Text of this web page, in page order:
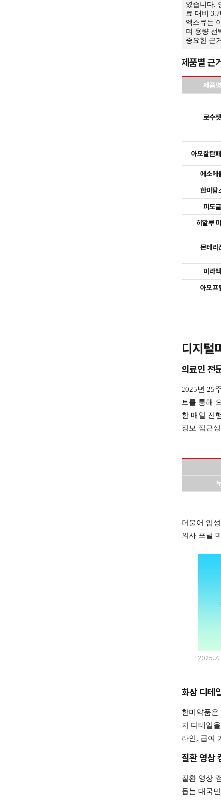
였습니다.
료 대비
엑스큐는
며 용량 선
중요한 근
제품별 근
제품명
로수젯
아모잘탄
에소메
한미탐
피도글
히알루
몬테리
미라벡
아모프
디지털
의료인 전
2025년 25
트를 통해
한 매일 진
정보 접근
더불어 임
의사 포털
2025.7.
화상 디테
한미약품은
지 디테일
라인, 급여
질환 영상
질환 영상
돕는 대국